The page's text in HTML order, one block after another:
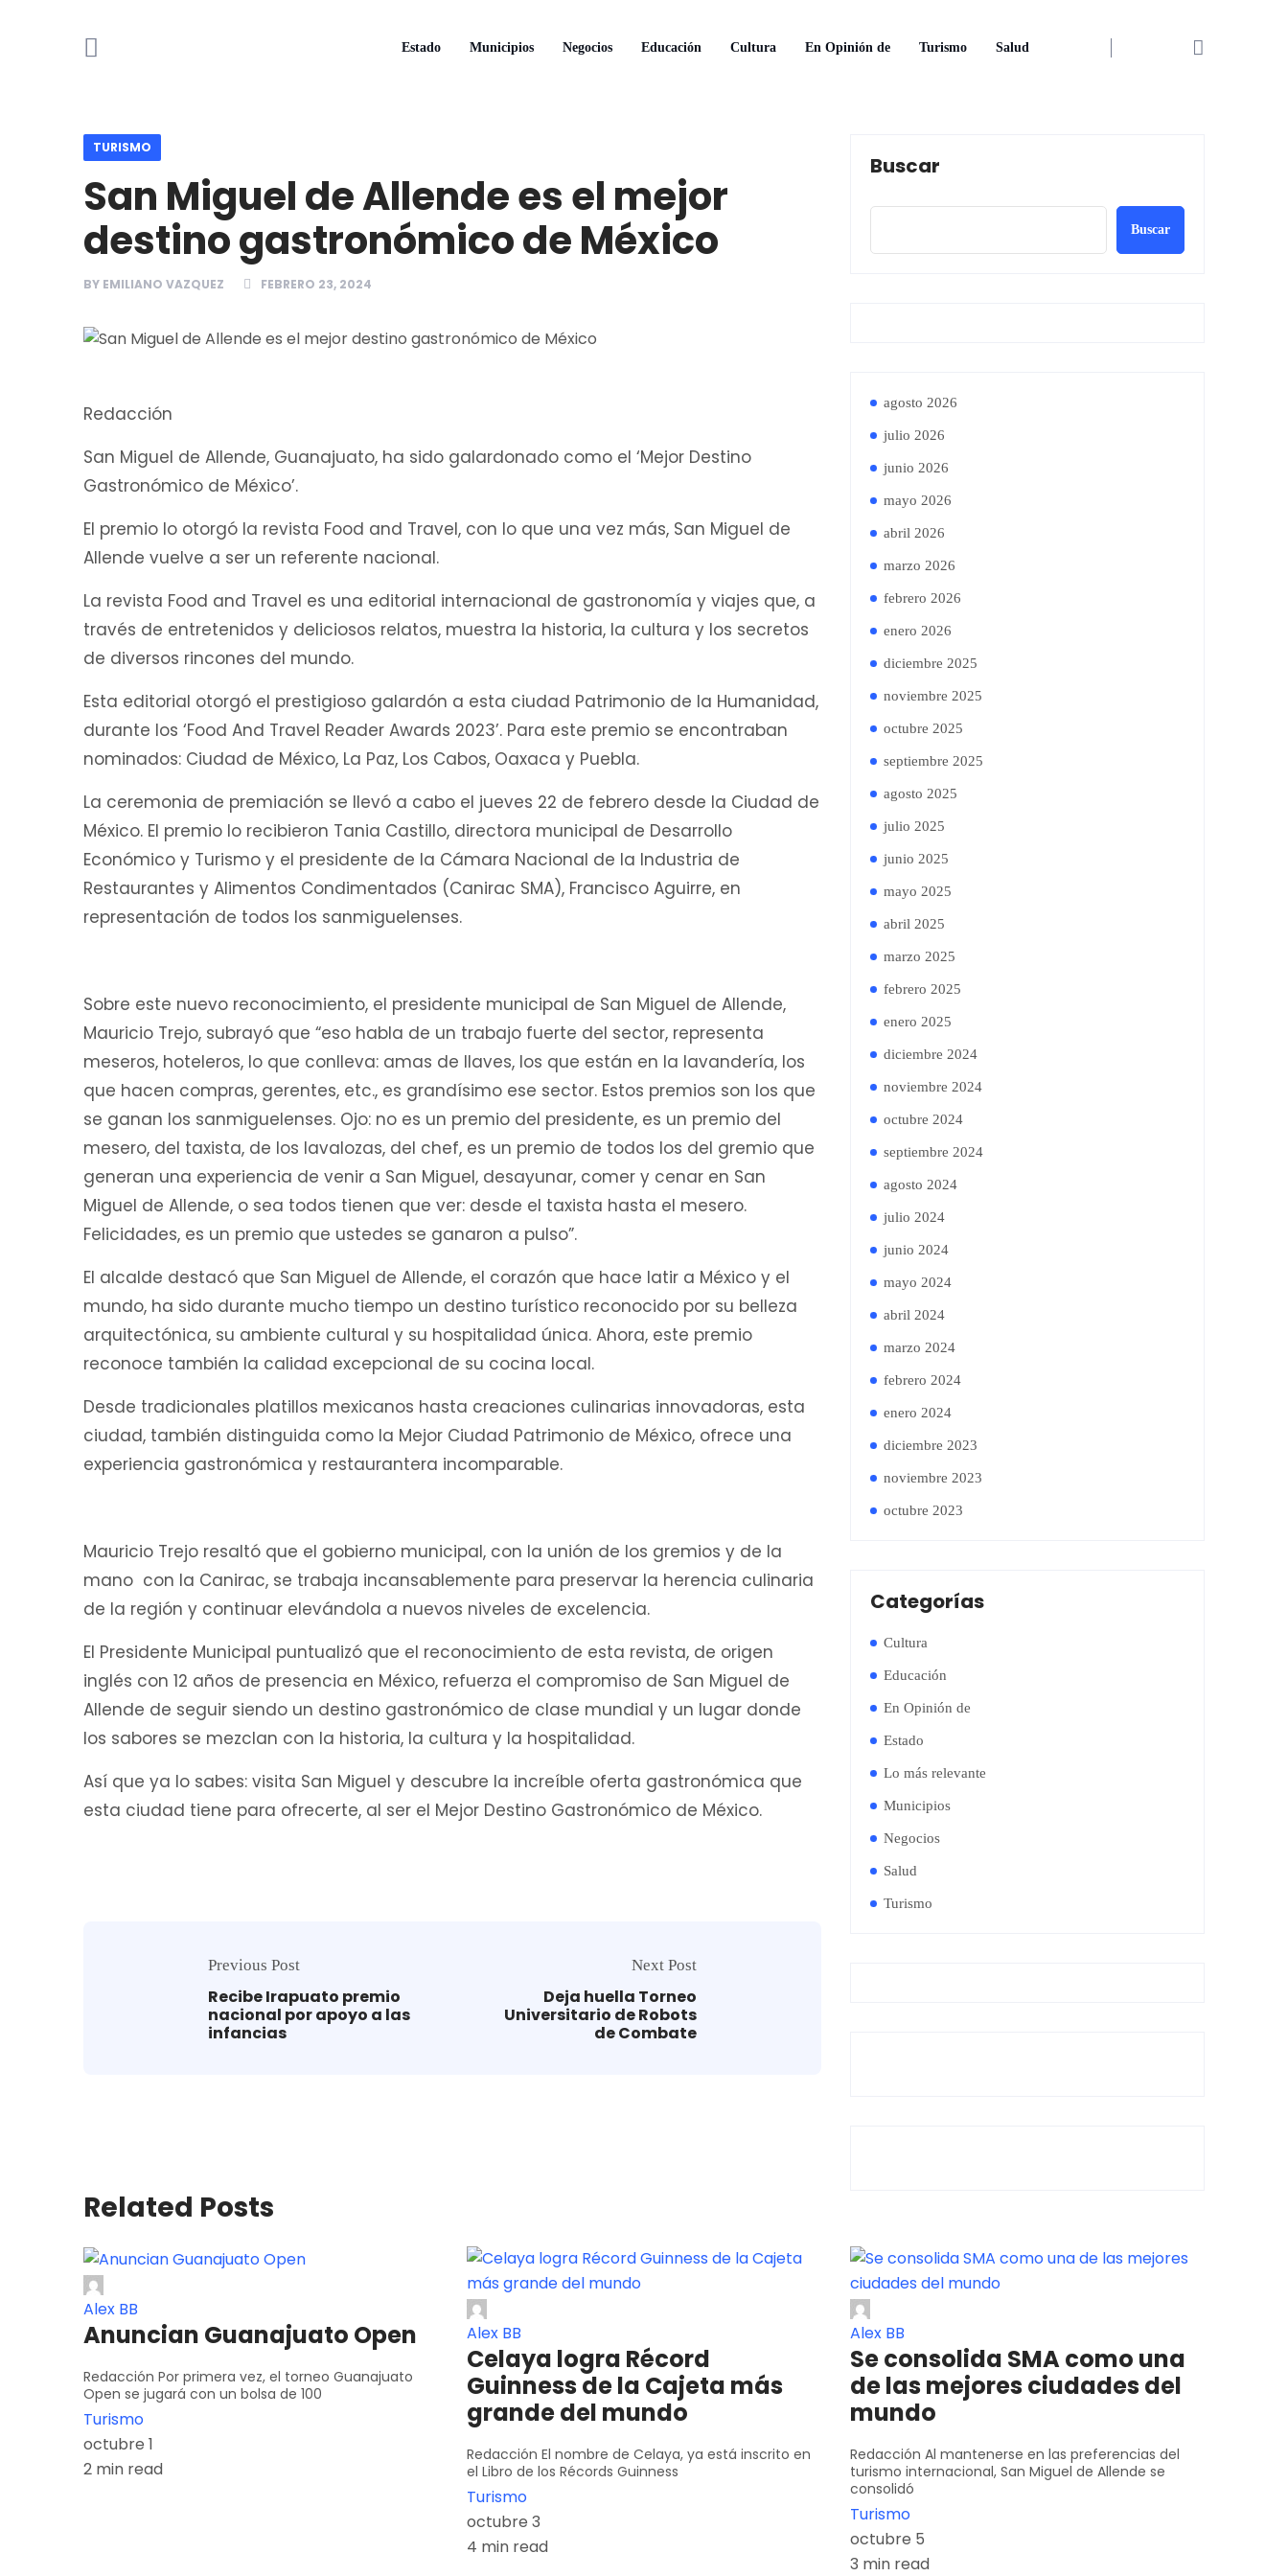
Estado Municipios Negocios Educación Cultura En Opinión de Turismo Salud
TURISMO
San Miguel de Allende es el mejor
destino gastronómico de México
BY EMILIANO VAZQUEZ FEBRERO 23, 2024
Redacción
San Miguel de Allende, Guanajuato, ha sido galardonado como el ‘Mejor Destino
Gastronómico de México’.
El premio lo otorgó la revista Food and Travel, con lo que una vez más, San Miguel de
Allende vuelve a ser un referente nacional.
La revista Food and Travel es una editorial internacional de gastronomía y viajes que, a
través de entretenidos y deliciosos relatos, muestra la historia, la cultura y los secretos
de diversos rincones del mundo.
Esta editorial otorgó el prestigioso galardón a esta ciudad Patrimonio de la Humanidad,
durante los ‘Food And Travel Reader Awards 2023’. Para este premio se encontraban
nominados: Ciudad de México, La Paz, Los Cabos, Oaxaca y Puebla.
La ceremonia de premiación se llevó a cabo el jueves 22 de febrero desde la Ciudad de
México. El premio lo recibieron Tania Castillo, directora municipal de Desarrollo
Económico y Turismo y el presidente de la Cámara Nacional de la Industria de
Restaurantes y Alimentos Condimentados (Canirac SMA), Francisco Aguirre, en
representación de todos los sanmiguelenses.
Sobre este nuevo reconocimiento, el presidente municipal de San Miguel de Allende,
Mauricio Trejo, subrayó que “eso habla de un trabajo fuerte del sector, representa
meseros, hoteleros, lo que conlleva: amas de llaves, los que están en la lavandería, los
que hacen compras, gerentes, etc., es grandísimo ese sector. Estos premios son los que
se ganan los sanmiguelenses. Ojo: no es un premio del presidente, es un premio del
mesero, del taxista, de los lavalozas, del chef, es un premio de todos los del gremio que
generan una experiencia de venir a San Miguel, desayunar, comer y cenar en San
Miguel de Allende, o sea todos tienen que ver: desde el taxista hasta el mesero.
Felicidades, es un premio que ustedes se ganaron a pulso”.
El alcalde destacó que San Miguel de Allende, el corazón que hace latir a México y el
mundo, ha sido durante mucho tiempo un destino turístico reconocido por su belleza
arquitectónica, su ambiente cultural y su hospitalidad única. Ahora, este premio
reconoce también la calidad excepcional de su cocina local.
Desde tradicionales platillos mexicanos hasta creaciones culinarias innovadoras, esta
ciudad, también distinguida como la Mejor Ciudad Patrimonio de México, ofrece una
experiencia gastronómica y restaurantera incomparable.
Mauricio Trejo resaltó que el gobierno municipal, con la unión de los gremios y de la
mano con la Canirac, se trabaja incansablemente para preservar la herencia culinaria
de la región y continuar elevándola a nuevos niveles de excelencia.
El Presidente Municipal puntualizó que el reconocimiento de esta revista, de origen
inglés con 12 años de presencia en México, refuerza el compromiso de San Miguel de
Allende de seguir siendo un destino gastronómico de clase mundial y un lugar donde
los sabores se mezclan con la historia, la cultura y la hospitalidad.
Así que ya lo sabes: visita San Miguel y descubre la increíble oferta gastronómica que
esta ciudad tiene para ofrecerte, al ser el Mejor Destino Gastronómico de México.
Previous Post
Recibe Irapuato premio
nacional por apoyo a las
infancias
Next Post
Deja huella Torneo
Universitario de Robots
de Combate
Buscar
Buscar
agosto 2026
julio 2026
junio 2026
mayo 2026
abril 2026
marzo 2026
febrero 2026
enero 2026
diciembre 2025
noviembre 2025
octubre 2025
septiembre 2025
agosto 2025
julio 2025
junio 2025
mayo 2025
abril 2025
marzo 2025
febrero 2025
enero 2025
diciembre 2024
noviembre 2024
octubre 2024
septiembre 2024
agosto 2024
julio 2024
junio 2024
mayo 2024
abril 2024
marzo 2024
febrero 2024
enero 2024
diciembre 2023
noviembre 2023
octubre 2023
Categorías
Cultura
Educación
En Opinión de
Estado
Lo más relevante
Municipios
Negocios
Salud
Turismo
Related Posts
Alex BB
Anuncian Guanajuato Open
Redacción Por primera vez, el torneo Guanajuato
Open se jugará con un bolsa de 100
Turismo
octubre 1
2 min read
Alex BB
Celaya logra Récord
Guinness de la Cajeta más
grande del mundo
Redacción El nombre de Celaya, ya está inscrito en
el Libro de los Récords Guinness
Turismo
octubre 3
4 min read
Alex BB
Se consolida SMA como una
de las mejores ciudades del
mundo
Redacción Al mantenerse en las preferencias del
turismo internacional, San Miguel de Allende se
consolidó
Turismo
octubre 5
3 min read